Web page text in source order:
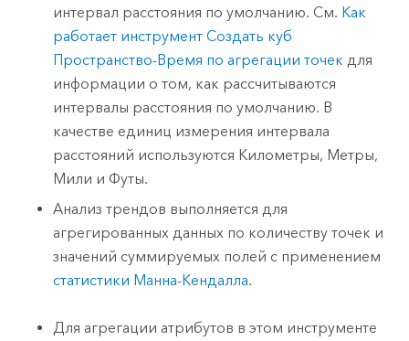
интервал расстояния по умолчанию. См. Как
работает инструмент Создать куб
Пространство-Время по агрегации точек для
информации о том, как рассчитываются
интервалы расстояния по умолчанию. В
качестве единиц измерения интервала
расстояний используются Километры, Метры,
Мили и Футы.
Анализ трендов выполняется для
агрегированных данных по количеству точек и
значений суммируемых полей с применением
статистики Манна-Кендалла.
Для агрегации атрибутов в этом инструменте